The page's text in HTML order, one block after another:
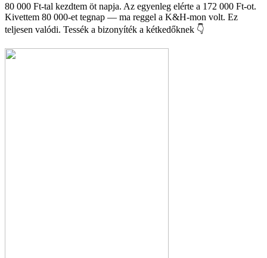
80 000 Ft-tal kezdtem öt napja. Az egyenleg elérte a 172 000 Ft-ot.
Kivettem 80 000-et tegnap — ma reggel a K&H-mon volt. Ez
teljesen valódi. Tessék a bizonyíték a kétkedőknek 👇